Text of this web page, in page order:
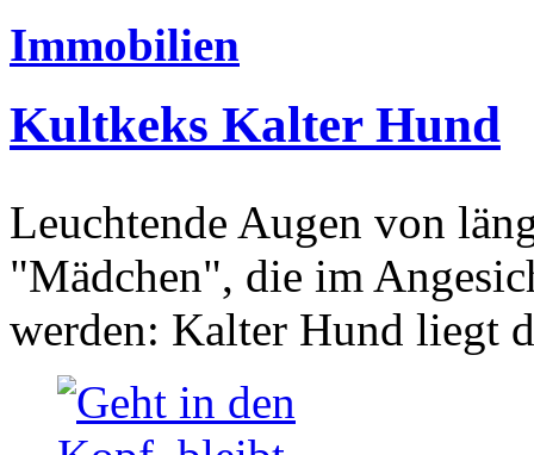
Immobilien
Kultkeks Kalter Hund
Leuchtende Augen von
"Mädchen", die im
werden: Kalter Hund liegt